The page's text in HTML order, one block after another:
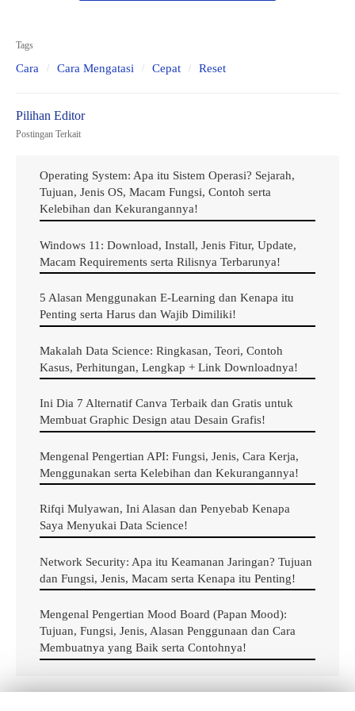
Ilustrasi Gambar Printer Cara Reset Printer Canon MP237 Cepat Dan Mudah
a. Pastikan Printer Canon MP237 Service
Mode
Pastikan Printer Canon MP237 anda didalam keadaan
Service Mode. Caranya baca langkah di bawah ini:
Matikan Printer Canon MP237dengan menekan
tombol powernya, jangan langsung mencabut kabel
power karena akan bisa menyebabkan kerusakan
Stopdisusul dengan menekan tombol power. Jadi
didalam langkah ini ke 2 tombol sesuai dan sama di
dalam kondisi dan keadaan tertekan
Lepaskan tombolResetatau
Tekan tombolStopatauResetsebanyak 6x (kali)
Lalu lepaskan ke 2 tombol ini secara bersamaan.
Dengan begini anda sudah berada kepada kondisi
Service Mode
Tags
Cara Cara Mengatasi Cepat Reset
Postingan Terkait
Operating System: Apa itu Sistem Operasi? Sejarah,
Tujuan, Jenis OS, Macam Fungsi, Contoh serta
Kelebihan dan Kekurangannya!
Windows 11: Download, Install, Jenis Fitur, Update,
Macam Requirements serta Rilisnya Terbarunya!
5 Alasan Menggunakan E-Learning dan Kenapa itu
Penting serta Harus dan Wajib Dimiliki!
Makalah Data Science: Ringkasan, Teori, Contoh
Kasus, Perhitungan, Lengkap + Link Downloadnya!
Ini Dia 7 Alternatif Canva Terbaik dan Gratis untuk
Membuat Graphic Design atau Desain Grafis!
Mengenal Pengertian API: Fungsi, Jenis, Cara Kerja,
Menggunakan serta Kelebihan dan Kekurangannya!
Rifqi Mulyawan, Ini Alasan dan Penyebab Kenapa
Saya Menyukai Data Science!
Network Security: Apa itu Keamanan Jaringan? Tujuan
dan Fungsi, Jenis, Macam serta Kenapa itu Penting!
Mengenal Pengertian Mood Board (Papan Mood):
Tujuan, Fungsi, Jenis, Alasan Penggunaan dan Cara
Membuatnya yang Baik serta Contohnya!